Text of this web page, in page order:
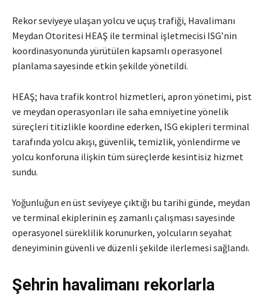
Rekor seviyeye ulaşan yolcu ve uçuş trafiği, Havalimanı
Meydan Otoritesi HEAŞ ile terminal işletmecisi ISG’nin
koordinasyonunda yürütülen kapsamlı operasyonel
planlama sayesinde etkin şekilde yönetildi.
HEAŞ; hava trafik kontrol hizmetleri, apron yönetimi, pist
ve meydan operasyonları ile saha emniyetine yönelik
süreçleri titizlikle koordine ederken, ISG ekipleri terminal
tarafında yolcu akışı, güvenlik, temizlik, yönlendirme ve
yolcu konforuna ilişkin tüm süreçlerde kesintisiz hizmet
sundu.
Yoğunluğun en üst seviyeye çıktığı bu tarihi günde, meydan
ve terminal ekiplerinin eş zamanlı çalışması sayesinde
operasyonel süreklilik korunurken, yolcuların seyahat
deneyiminin güvenli ve düzenli şekilde ilerlemesi sağlandı.
Şehrin havalimanı rekorlarla